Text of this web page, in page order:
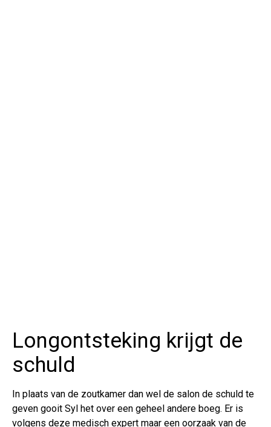
Longontsteking krijgt de
schuld
In plaats van de zoutkamer dan wel de salon de schuld te
geven gooit Syl het over een geheel andere boeg. Er is
volgens deze medisch expert maar een oorzaak van de